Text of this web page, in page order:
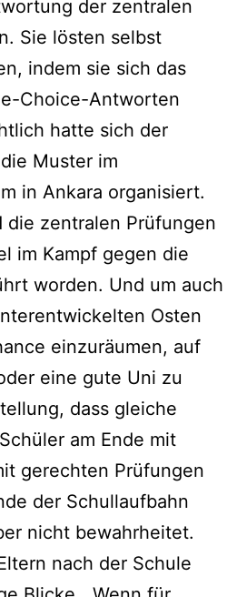
der zentralen
Sie lösten selbst
indem sie sich das
Choice-Antworten
hatte sich der
Muster im
in Ankara organisiert.
die zentralen Prüfungen
im Kampf gegen die
worden. Und um auch
Osten
einzuräumen, auf
eine gute Uni zu
dass gleiche
am Ende mit
gerechten Prüfungen
der Schullaufbahn
nicht bewahrheitet.
nach der Schule